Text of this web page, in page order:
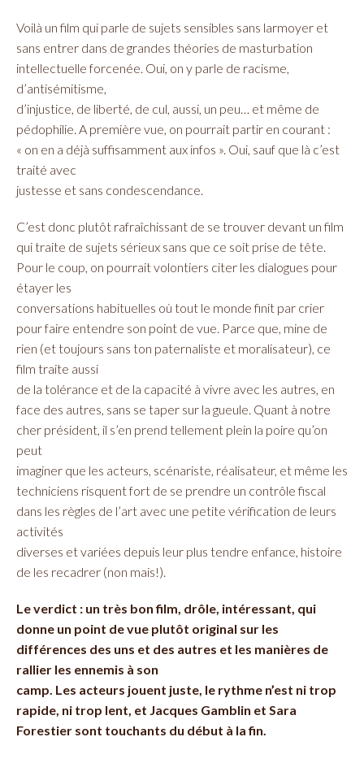
Voilà un film qui parle de sujets sensibles sans larmoyer et
sans entrer dans de grandes théories de masturbation
intellectuelle forcenée. Oui, on y parle de racisme,
d’antisémitisme,
d’injustice, de liberté, de cul, aussi, un peu… et même de
pédophilie. A première vue, on pourrait partir en courant :
« on en a déjà suffisamment aux infos ». Oui, sauf que là c’est
traité avec
justesse et sans condescendance.
C’est donc plutôt rafraîchissant de se trouver devant un film
qui traite de sujets sérieux sans que ce soit prise de tête.
Pour le coup, on pourrait volontiers citer les dialogues pour
étayer les
conversations habituelles où tout le monde finit par crier
pour faire entendre son point de vue. Parce que, mine de
rien (et toujours sans ton paternaliste et moralisateur), ce
film traite aussi
de la tolérance et de la capacité à vivre avec les autres, en
face des autres, sans se taper sur la gueule. Quant à notre
cher président, il s’en prend tellement plein la poire qu’on
peut
imaginer que les acteurs, scénariste, réalisateur, et même les
techniciens risquent fort de se prendre un contrôle fiscal
dans les règles de l’art avec une petite vérification de leurs
activités
diverses et variées depuis leur plus tendre enfance, histoire
de les recadrer (non mais!).
Le verdict : un très bon film, drôle, intéressant, qui
donne un point de vue plutôt original sur les
différences des uns et des autres et les manières de
rallier les ennemis à son
camp. Les acteurs jouent juste, le rythme n’est ni trop
rapide, ni trop lent, et Jacques Gamblin et Sara
Forestier sont touchants du début à la fin.